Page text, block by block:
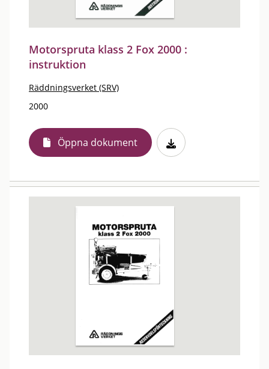
Motorspruta klass 2 Fox 2000 :
instruktion
Räddningsverket (SRV)
2000
Öppna dokument